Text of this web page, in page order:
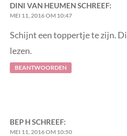
DINI VAN HEUMENSCHREEF:
MEI 11, 2016 OM 10:47
Schijnt een toppertje te zijn.
lezen.
BEANTWOORDEN
BEP HSCHREEF:
MEI 11, 2016 OM 10:50